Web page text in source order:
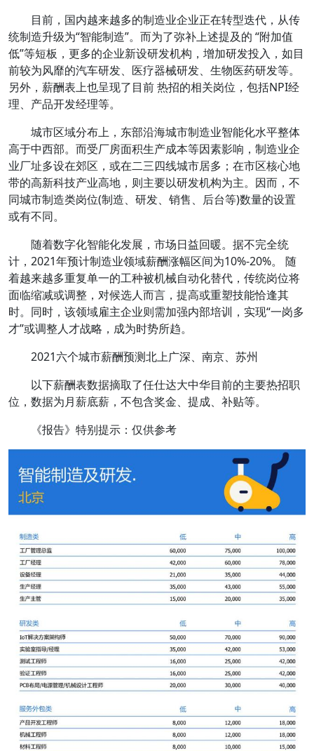
目前，国内越来越多的制造业企业正在转型迭代，从传
统制造升级为“智能制造”。而为了弥补上述提及的 “附加值
低”等短板，更多的企业新设研发机构，增加研发投入， 如目
前较为风靡的汽车研发、医疗器械研发、生物医药研发等。
另外，薪酬表上也呈现了目前 热招的相关岗位，包括NPI经
理、产品开发经理等。
城市区域分布上，东部沿海城市制造业智能化水平整体
高于中西部。 而受厂房面积生产成本等因素影响，制造业企
业厂址多设在郊区，或在二三四线城市居多；在市区核心地
带的高新科技产业高地，则主要以研发机构为主。因而，不
同城市制造类岗位(制造、研发、销售、后台等)数量的设置
或有不同。
随着数字化智能化发展，市场日益回暖。据不完全统
计， 2021年预计制造业领域薪酬涨幅区间为10%-20%。 随
着越来越多重复单一的工种被机械自动化替代，传统岗位将
面临缩减或调整，对候选人而言，提高或重塑技能恰逢其
时。同时，该领域雇主企业则需加强内部培训，实现“一岗多
才”或调整人才战略，成为时势所趋。
2021六个城市薪酬预测北上广深、南京、苏州
以下薪酬表数据摘取了任仕达大中华目前的主要热招职
位，数据为月薪底薪，不包含奖金、提成、补贴等。
《报告》特别提示：仅供参考